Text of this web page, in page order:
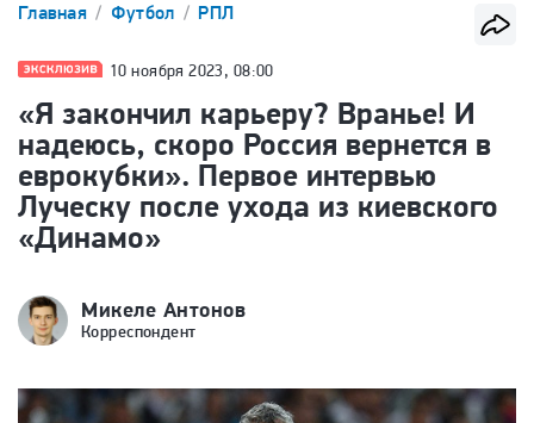
Главная Футбол РПЛ
10 ноября 2023, 08:00
«Я закончил карьеру? Вранье! И
надеюсь, скоро Россия вернется в
еврокубки». Первое интервью
Луческу после ухода из киевского
«Динамо»
Микеле Антонов
Корреспондент